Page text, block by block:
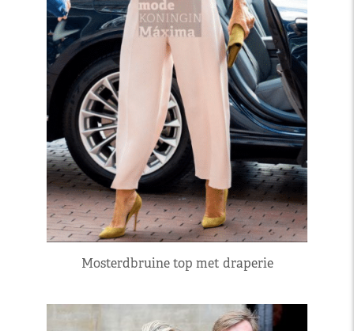
Mosterdbruine top met draperie